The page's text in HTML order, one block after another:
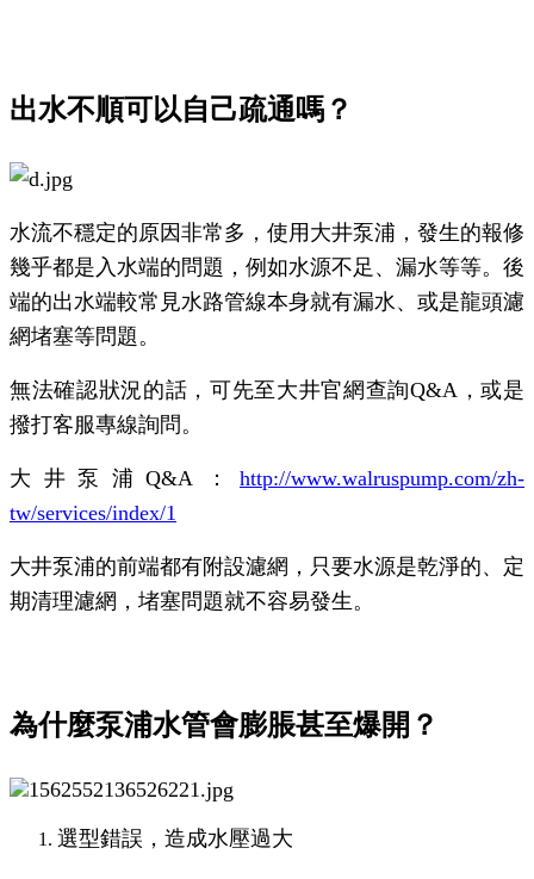
出水不順可以自己疏通嗎？
水流不穩定的原因非常多，使用大井泵浦，發生的報修
幾乎都是入水端的問題，例如水源不足、漏水等等。後
端的出水端較常見水路管線本身就有漏水、或是龍頭濾
網堵塞等問題。
無法確認狀況的話，可先至大井官網查詢Q&A，或是
撥打客服專線詢問。
大井泵浦Q&A： http://www.walruspump.com/zh-
tw/services/index/1
大井泵浦的前端都有附設濾網，只要水源是乾淨的、定
期清理濾網，堵塞問題就不容易發生。
為什麼泵浦水管會膨脹甚至爆開？
選型錯誤，造成水壓過大